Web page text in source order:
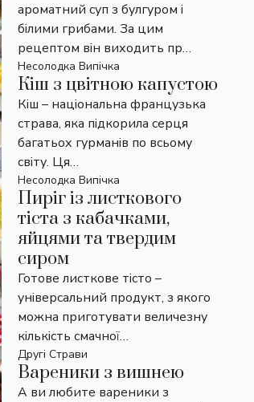
ароматний суп з булгуром і
білими грибами. За цим
рецептом він виходить пр…
Несолодка Випічка
Кіш з цвітною капустою
Кіш – національна французька
страва, яка підкорила серця
багатьох гурманів по всьому
світу. Ця…
Несолодка Випічка
Пиріг із листкового
тіста з кабачками,
яйцями та твердим
сиром
Готове листкове тісто –
універсальний продукт, з якого
можна приготувати величезну
кількість смачної…
Другі Страви
Вареники з вишнею
А ви любите вареники з